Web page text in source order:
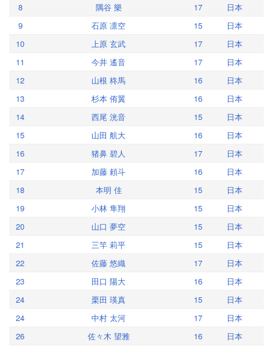
8
隅谷 樂 17
日本
9
石原 凛空 15
日本
10
上原 玄武 17
日本
11
今井 遙音 17
日本
12
山根 柊馬 16
日本
13
杉本 侑翼 16
日本
14
西尾 洸音 15
日本
15
山田 航大 16
日本
16
猪鼻 碧人 17
日本
17
加藤 頼斗 16
日本
18
本明 佳 15
日本
19
小林 隼翔 15
日本
20
山口 夢空 15
日本
21
三竿 莉平 15
日本
22
佐藤 悠織 17
日本
23
田口 陽大 16
日本
24
栗田 瑛真 15
日本
24
中村 太河 17
日本
26
佐々木 望雅 16
日本